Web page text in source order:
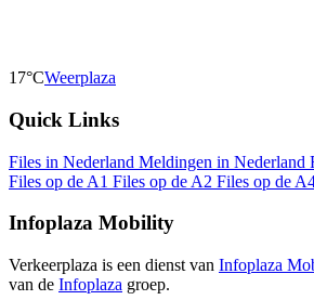
17°CWeerplaza
Quick Links
Files in Nederland Meldingen in Nederland
Files op de A1 Files op de A2 Files op de
Infoplaza Mobility
Verkeerplaza is een dienst van Infoplaza
van de Infoplaza groep.